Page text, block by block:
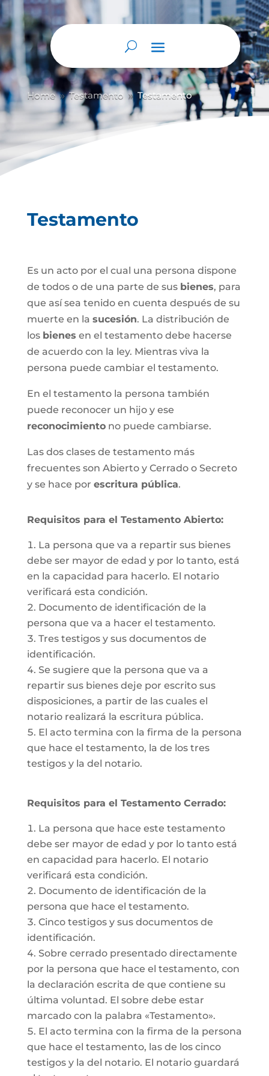
Home 9 Testamento 9 Testamento
Testamento
Es un acto por el cual una persona dispone
de todos o de una parte de sus bienes, para
que así sea tenido en cuenta después de su
muerte en la sucesión. La distribución de
los bienes en el testamento debe hacerse
de acuerdo con la ley. Mientras viva la
persona puede cambiar el testamento.
En el testamento la persona también
puede reconocer un hijo y ese
reconocimientono puede cambiarse.
Las dos clases de testamento más
frecuentes son Abierto y Cerrado o Secreto
y se hace por escritura pública.
Requisitos para el Testamento Abierto:
La persona que va a repartir sus bienes
debe ser mayor de edad y por lo tanto, está
en la capacidad para hacerlo. El notario
verificará esta condición.
Documento de identificación de la
persona que va a hacer el testamento.
Tres testigos y sus documentos de
identificación.
Se sugiere que la persona que va a
repartir sus bienes deje por escrito sus
disposiciones, a partir de las cuales el
notario realizará la escritura pública.
El acto termina con la firma de la persona
que hace el testamento, la de los tres
testigos y la del notario.
Requisitos para el Testamento Cerrado:
La persona que hace este testamento
debe ser mayor de edad y por lo tanto está
en capacidad para hacerlo. El notario
verificará esta condición.
Documento de identificación de la
persona que hace el testamento.
Cinco testigos y sus documentos de
identificación.
Sobre cerrado presentado directamente
por la persona que hace el testamento, con
la declaración escrita de que contiene su
última voluntad. El sobre debe estar
marcado con la palabra «Testamento».
El acto termina con la firma de la persona
que hace el testamento, las de los cinco
testigos y la del notario. El notario guardará